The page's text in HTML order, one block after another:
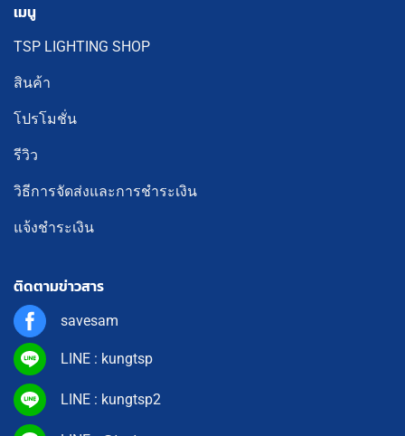
เมนู
TSP LIGHTING SHOP
สินค้า
โปรโมชั่น
รีวิว
วิธีการจัดส่งและการชำระเงิน
แจ้งชำระเงิน
ติดตามข่าวสาร
savesam
LINE : kungtsp
LINE : kungtsp2